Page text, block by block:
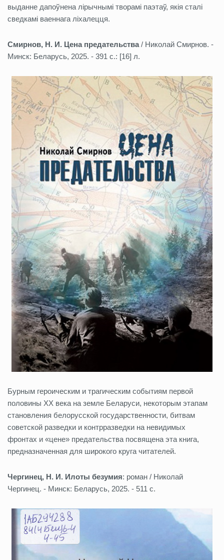
выданне дапоўнена лірычнымі творамі паэтаў, якія сталі
сведкамі ваеннага ліхалецця.
Смирнов, Н. И. Цена предательства/ Николай Смирнов. -
Минск: Беларусь, 2025. - 391 с.: [16] л.
Бурным героическим и трагическим событиям первой
половины ХХ века на земле Беларуси, некоторым этапам
становления белорусской государственности, битвам
советской разведки и контрразведки на невидимых
фронтах и «цене» предательства посвящена эта книга,
предназначенная для широкого круга читателей.
Чергинец, Н. И. Илоты безумия: роман / Николай
Чергинец. - Минск: Беларусь, 2025. - 511 с.